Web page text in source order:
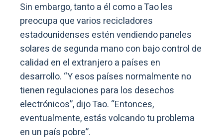
Sin embargo, tanto a él como a Tao les
preocupa que varios recicladores
estadounidenses estén vendiendo paneles
solares de segunda mano con bajo control de
calidad en el extranjero a países en
desarrollo. “Y esos países normalmente no
tienen regulaciones para los desechos
electrónicos”, dijo Tao. “Entonces,
eventualmente, estás volcando tu problema
en un país pobre”.